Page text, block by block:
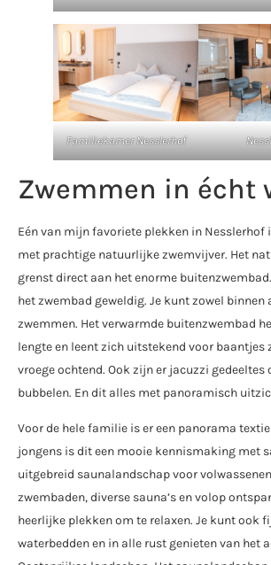
Familiekamer Nesslerhof
Zwemmen in écht
Eén van mijn favoriete plekken in Nesslerhof
met prachtige natuurlijke zwemvijver. Het
grenst direct aan het enorme
het zwembad geweldig. Je kunt zowel binnen
zwemmen. Het verwarmde buitenzwembad
lengte en leent zich uitstekend voor baantjes
vroege ochtend. Ook zijn er jacuzzi gedeeltes
bubbelen. En dit alles met panoramisch
Voor de hele familie is er een panorama
jongens is dit een mooie kennismaking met
uitgebreid saunalandschap voor
zwembaden, diverse sauna’s en volop
heerlijke plekken om te relaxen. Je kunt ook
waterbedden en in alle rust genieten van het